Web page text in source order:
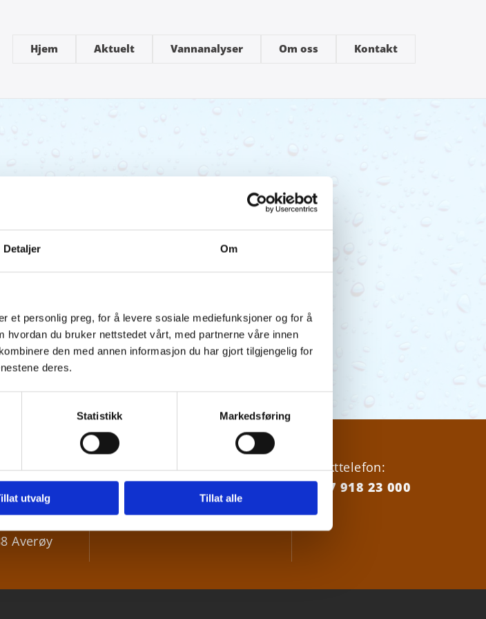
Detaljer Om
et personlig preg, for å levere sosiale mediefunksjoner og for å
du bruker nettstedet vårt, med partnerne våre innen
den med annen informasjon du har gjort tilgjengelig for
deres.
Statistikk Markedsføring
utvalg Tillat alle
Hjem Aktuelt Vannanalyser Om oss Kontakt
Averøy
Averøy
 +47 918 23000
post@nordrevann.no
Vakttelefon:
+47 918 23 000